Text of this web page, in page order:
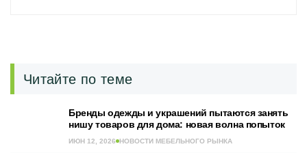
Читайте по теме
Бренды одежды и украшений пытаются занять
нишу товаров для дома: новая волна попыток
ИЮН 12, 2026 НОВОСТИ МЕБЕЛЬНОГО РЫНКА